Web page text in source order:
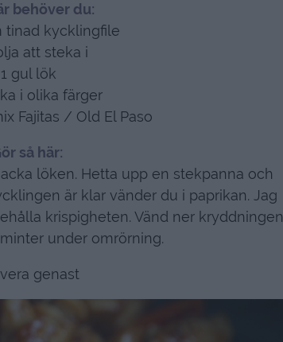
behöver du:
tinad kycklingfile
att steka i
1 gul lök
i olika färger
Fajitas / Old El Paso
så här:
löken. Hetta upp en stekpanna och
är klar vänder du i paprikan. Jag
krispigheten. Vänd ner kryddningen
under omrörning.
genast